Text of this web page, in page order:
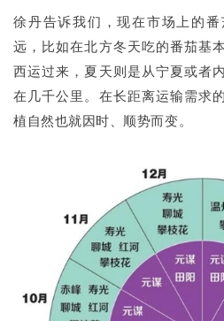
徐丹告诉我们，现在市场上的
远，比如在北方冬天吃的番茄基
西运过来，夏天则是从宁夏或者
在几千公里。在长距离运输需求
植自然也就因时、顺势而变。